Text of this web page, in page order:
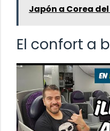
Japón a Corea del
El confort a